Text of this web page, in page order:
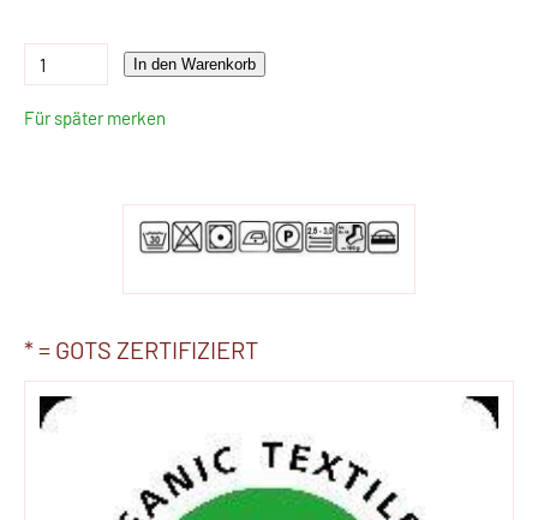
In den Warenkorb
Für später merken
* = GOTS ZERTIFIZIERT